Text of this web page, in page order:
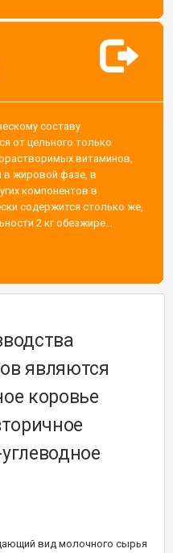
составу
от цельного только
витаминов,
в жировой фазе, в
компонентов в
содержится столько же,
2 кг обезжире…
являются
коровье
вид молочного сырья